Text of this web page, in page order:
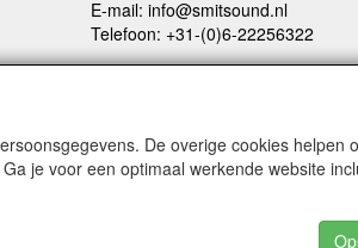
E-mail: info@smitsound.nl
Telefoon: +31-(0)6-22256322
Prijswijzigingen en typefouten voorbehouden
De overige cookies helpen
je voor een optimaal werkende website